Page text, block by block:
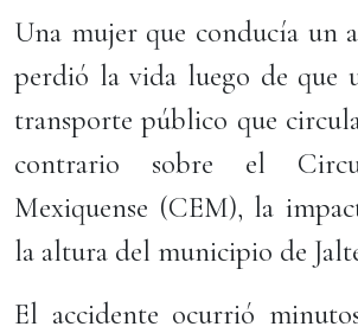
Una mujer que conducía un
perdió la vida luego de que
transporte público que
contrario sobre el
Mexiquense (CEM), la
la altura del municipio de
El accidente ocurrió